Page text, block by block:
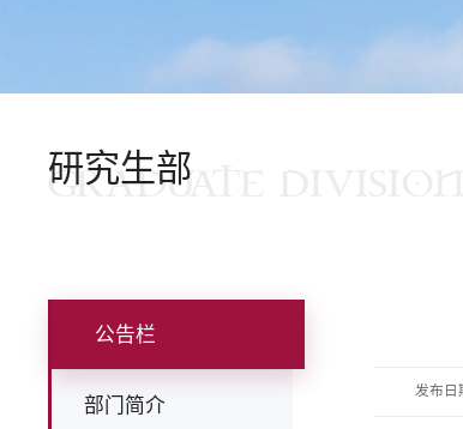
研究生部
GRADUATE DIVISION
公告栏
部门简介
发布日